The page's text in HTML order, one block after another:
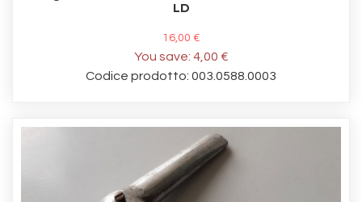
LD
16,00 €
You save: 4,00 €
Codice prodotto: 003.0588.0003